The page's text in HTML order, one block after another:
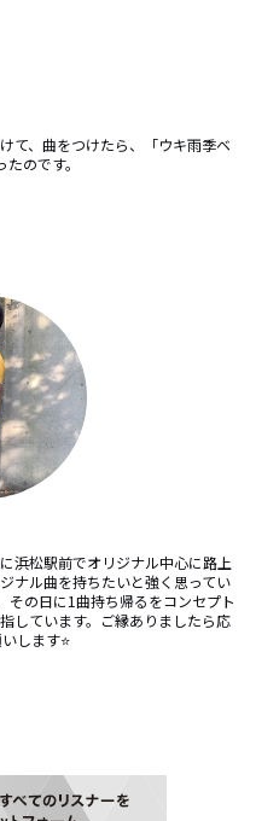
て、曲をつけたら、「ウキ雨季ベ
のです。
浜松駅前でオリジナル中心に路上
ナル曲を持ちたいと強く思ってい
その日に1曲持ち帰るをコンセプト
しています。ご縁ありましたら応
します⭐️